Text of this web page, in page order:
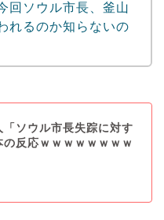
回ソウル市長、釜山
れるのか知らないの
「ソウル市長失踪に対す
の反応ｗｗｗｗｗｗｗｗ